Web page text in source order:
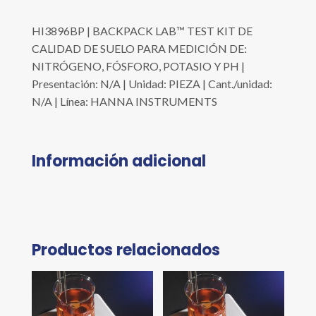
HI3896BP | BACKPACK LAB™ TEST KIT DE
CALIDAD DE SUELO PARA MEDICIÓN DE:
NITRÓGENO, FÓSFORO, POTASIO Y PH |
Presentación: N/A | Unidad: PIEZA | Cant./unidad:
N/A | Línea: HANNA INSTRUMENTS
Información adicional
Productos relacionados